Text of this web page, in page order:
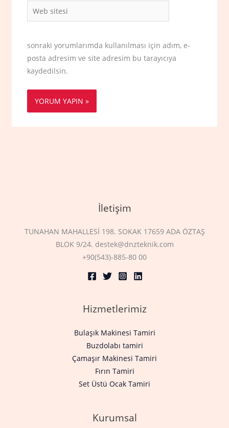
sitesi
sonraki yorumlarımda kullanılması için adım, e-
posta adresim ve site adresim bu tarayıcıya
kaydedilsin.
İletişim
TUNAHAN MAHALLESİ 198. SOKAK 17659 ADA ÖZTAŞ
BLOK 9/24. destek@dnzteknik.com
+90(543)-885-80 00
Hizmetlerimiz
Bulaşık Makinesi Tamiri
Buzdolabı tamiri
Çamaşır Makinesi Tamiri
Fırın Tamiri
Set Üstü Ocak Tamiri
Kurumsal